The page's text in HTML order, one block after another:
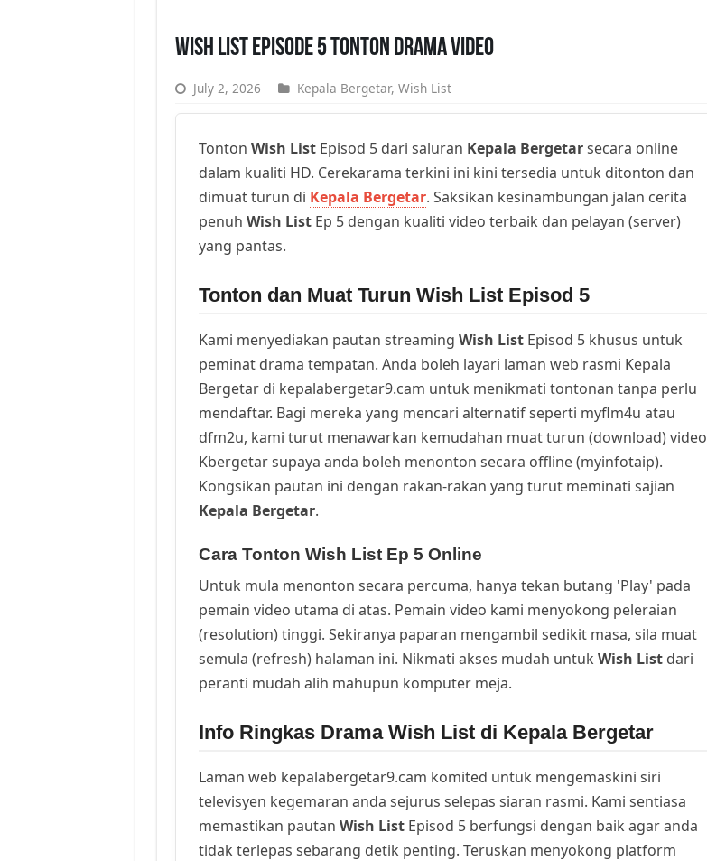
Wish List Episode 5 Tonton Drama Video
July 2, 2026 Kepala Bergetar, Wish List
Tonton Wish ListEpisod 5 dari saluran Kepala Bergetarsecara online
dalam kualiti HD. Cerekarama terkini ini kini tersedia untuk ditonton dan
dimuat turun di Kepala Bergetar. Saksikan kesinambungan jalan cerita
penuh Wish ListEp 5 dengan kualiti video terbaik dan pelayan (server)
yang pantas.
Tonton dan Muat Turun Wish List Episod 5
Kami menyediakan pautan streaming Wish ListEpisod 5 khusus untuk
peminat drama tempatan. Anda boleh layari laman web rasmi Kepala
Bergetar di kepalabergetar9.cam untuk menikmati tontonan tanpa perlu
mendaftar. Bagi mereka yang mencari alternatif seperti myflm4u atau
dfm2u, kami turut menawarkan kemudahan muat turun (download) video
Kbergetar supaya anda boleh menonton secara offline (myinfotaip).
Kongsikan pautan ini dengan rakan-rakan yang turut meminati sajian
Kepala Bergetar.
Cara Tonton Wish List Ep 5 Online
Untuk mula menonton secara percuma, hanya tekan butang 'Play' pada
pemain video utama di atas. Pemain video kami menyokong peleraian
(resolution) tinggi. Sekiranya paparan mengambil sedikit masa, sila muat
semula (refresh) halaman ini. Nikmati akses mudah untuk Wish Listdari
peranti mudah alih mahupun komputer meja.
Info Ringkas Drama Wish List di Kepala Bergetar
Laman web kepalabergetar9.cam komited untuk mengemaskini siri
televisyen kegemaran anda sejurus selepas siaran rasmi. Kami sentiasa
memastikan pautan Wish ListEpisod 5 berfungsi dengan baik agar anda
tidak terlepas sebarang detik penting. Teruskan menyokong platform